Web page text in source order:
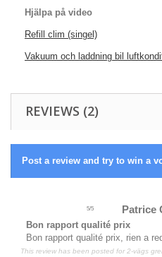
Hjälpa på video
Refill clim (singel)
Vakuum och laddning bil
REVIEWS (2)
Post a review and try to win a
5/5 Patrice
Bon rapport qualité prix
Bon rapport qualité prix, rien a
This review has been posted for 2-vägs